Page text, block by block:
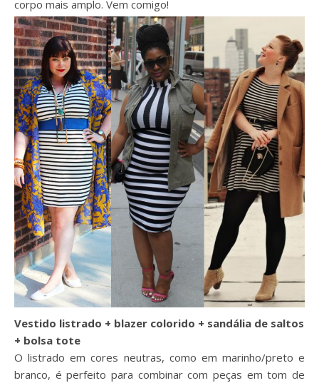
corpo mais amplo. Vem comigo!
Vestido listrado + blazer colorido + sandália de saltos
+ bolsa tote
O listrado em cores neutras, como em marinho/preto e
branco, é perfeito para combinar com peças em tom de